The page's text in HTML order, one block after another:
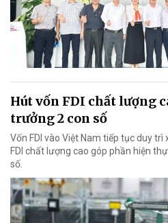
Hút vốn FDI chất lượng
trưởng 2 con số
Vốn FDI vào Việt Nam tiếp tục duy
FDI chất lượng cao góp phần hiện
số.